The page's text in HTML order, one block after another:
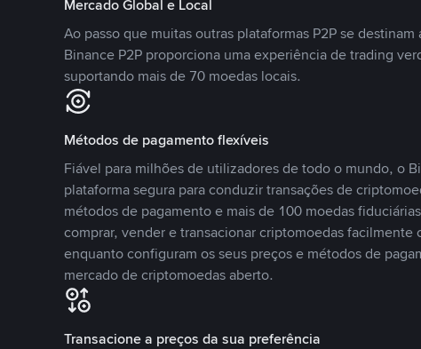
Mercado Global e Local
Ao passo que muitas outras plataformas P2P se
Binance P2P proporciona uma experiência de trading
suportando mais de 70 moedas locais.
Métodos de pagamento flexíveis
Fiável para milhões de utilizadores de todo o mundo, o
plataforma segura para conduzir transações de
métodos de pagamento e mais de 100 moedas
comprar, vender e transacionar criptomoedas facilmente
enquanto configuram os seus preços e métodos de
mercado de criptomoedas aberto.
Transacione a preços da sua preferência